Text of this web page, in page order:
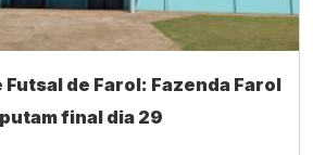
Futsal de Farol: Fazenda Farol
final dia 29